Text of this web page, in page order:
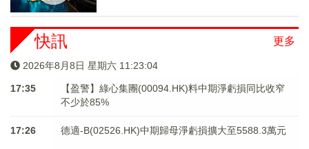
更多
快訊
2026年8月8日 星期六 11:23:04
17:35
【盈警】綠心集團(00094.HK)料中期淨虧損同比收窄
不少於85%
17:26 德適-B(02526.HK)中期歸母淨虧損擴大至5588.3萬元